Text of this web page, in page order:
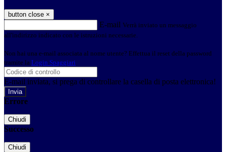
button close ×
E-mail Verrà inviato un messaggio
all'indirizzo indicato con le istruzioni necessarie.
Non hai una e-mail associata al nome utente? Effettua il reset della password
tramite la Login Spaggiari
E-mail inviata, si prega di controllare la casella di posta elettronica!
Errore
Chiudi
Successo
Chiudi